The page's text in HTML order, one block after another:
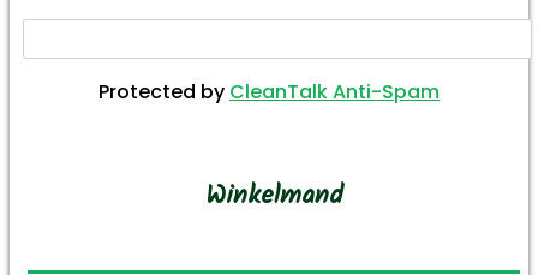
Protected by CleanTalk Anti-Spam
Winkelmand